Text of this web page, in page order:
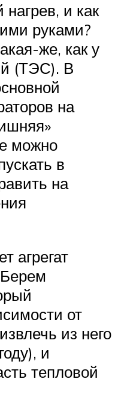
нагрев, и как
руками?
же, как у
(ТЭС). В
на
можно
в
на
агрегат
Берем
от
из него
и
тепловой